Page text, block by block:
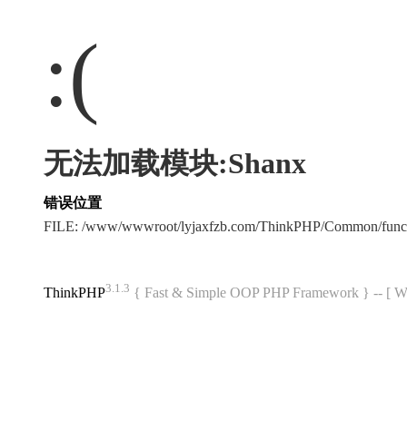
:(
无法加载模块:Shanx
错误位置
FILE: /www/wwwroot/lyjaxfzb.com/ThinkPHP/Common/
ThinkPHP3.1.3 { Fast & Simple OOP PHP Framework } -- [